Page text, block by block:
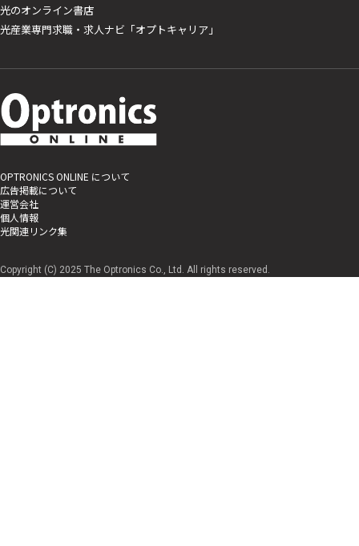
光のオンライン書店
光産業専門求職・求人ナビ「オプトキャリア」
OPTRONICS ONLINE について
広告掲載について
運営会社
個人情報
光関連リンク集
Copyright (C) 2025 The Optronics Co., Ltd. All rights reserved.